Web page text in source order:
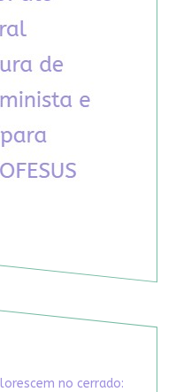
no cerrado: